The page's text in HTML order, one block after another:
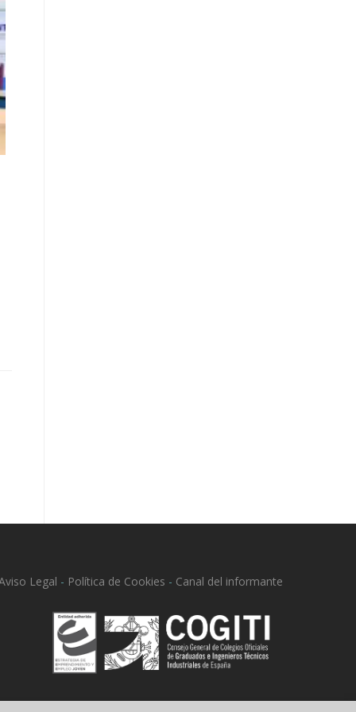
Legal - Política de Cookies - Canal del informante